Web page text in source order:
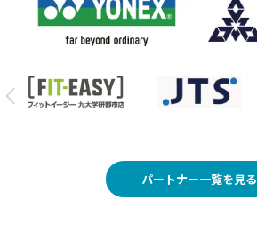
パートナー一覧を見る